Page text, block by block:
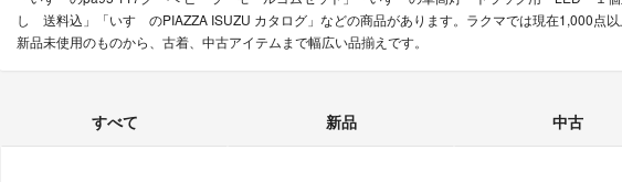
し 送料込」「いすゞのPIAZZA ISUZU カタログ」などの商品があります。ラクマでは現在1,000点以
新品未使用のものから、古着、中古アイテムまで幅広い品揃えです。
すべて 新品 中古